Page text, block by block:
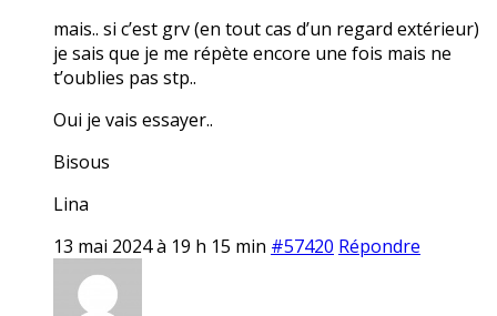
mais.. si c’est grv (en tout cas d’un regard extérieur)
je sais que je me répète encore une fois mais ne
t’oublies pas stp..
Oui je vais essayer..
Bisous
Lina
13 mai 2024 à 19 h 15 min #57420 Répondre